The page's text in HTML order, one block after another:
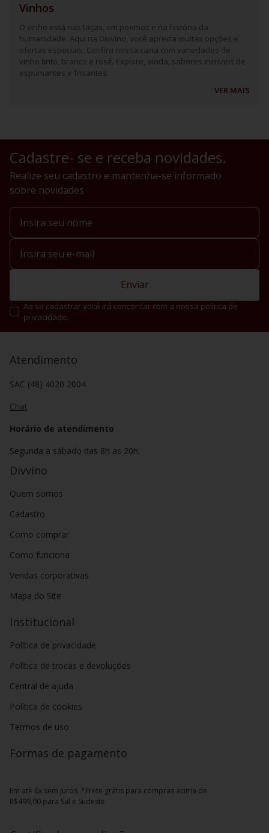
Vinhos
O vinho está nas taças, em poemas e na história da
humanidade. Aqui na Divvino, você aprecia muitas opções e
ofertas especiais. Confira nossa carta com variedades de
vinho tinto, branco e rosé. Explore, ainda, sabores incríveis de
espumantes e frisantes.
VER MAIS
Cadastre- se e receba novidades.
Realize seu cadastro e mantenha-se informado
sobre novidades
Enviar
Ao se cadastrar você irá concordar com a nossa política de
privacidade.
Atendimento
SAC (48) 4020 2004
Chat
Horário de atendimento
Segunda a sábado das 8h as 20h.
Divvino
Quem somos
Cadastro
Como comprar
Como funciona
Vendas corporativas
Mapa do Site
Institucional
Política de privacidade
Política de trocas e devoluções
Central de ajuda
Política de cookies
Termos de uso
Formas de pagamento
Em até 6x sem juros. *Frete grátis para compras acima de
R$499,00 para Sul e Sudeste